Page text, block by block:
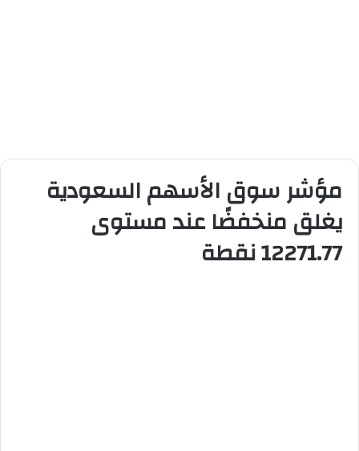
مؤشر سوق الأسهم السعودية
يغلق منخفضًا عند مستوى
12271.77 نقطة